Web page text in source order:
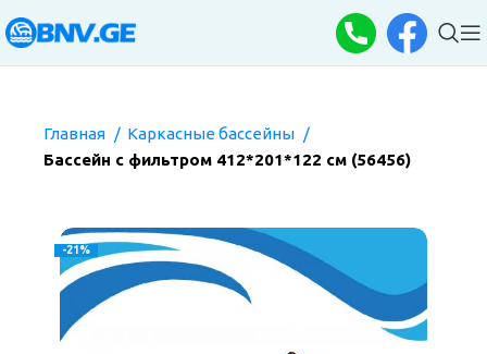
Главная
Каркасные бассейны
Бассейн с фильтром 412*201*122 см (56456)
-21%